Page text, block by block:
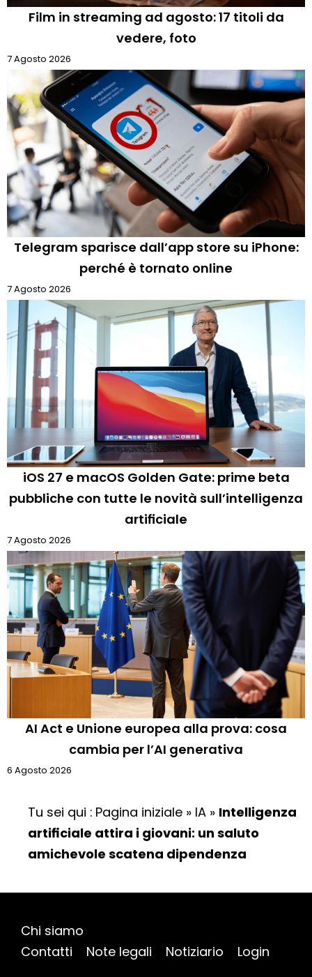
Film in streaming ad agosto: 17 titoli da
vedere, foto
7 Agosto 2026
Telegram sparisce dall’app store su iPhone:
perché è tornato online
7 Agosto 2026
iOS 27 e macOS Golden Gate: prime beta
pubbliche con tutte le novità sull’intelligenza
artificiale
7 Agosto 2026
AI Act e Unione europea alla prova: cosa
cambia per l’AI generativa
6 Agosto 2026
Tu sei qui : Pagina iniziale » IA » Intelligenza
artificiale attira i giovani: un saluto
amichevole scatena dipendenza
Chi siamo
Contatti
Note legali Notiziario
Login